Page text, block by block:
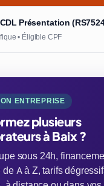
Présentation
• Éligible CPF
ENTREPRISE
plusieurs
à Baix ?
sous 24h,
A à Z, tarifs